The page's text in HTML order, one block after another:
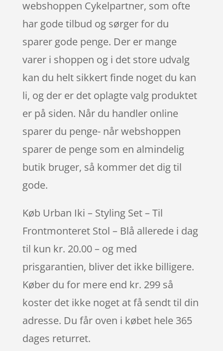
webshoppen Cykelpartner, som ofte
har gode tilbud og sørger for du
sparer gode penge. Der er mange
varer i shoppen og i det store udvalg
kan du helt sikkert finde noget du kan
li, og der er det oplagte valg produktet
er på siden. Når du handler online
sparer du penge- når webshoppen
sparer de penge som en almindelig
butik bruger, så kommer det dig til
gode.
Køb Urban Iki – Styling Set – Til
Frontmonteret Stol – Blå allerede i dag
til kun kr. 20.00 – og med
prisgarantien, bliver det ikke billigere.
Køber du for mere end kr. 299 så
koster det ikke noget at få sendt til din
adresse. Du får oven i købet hele 365
dages returret.